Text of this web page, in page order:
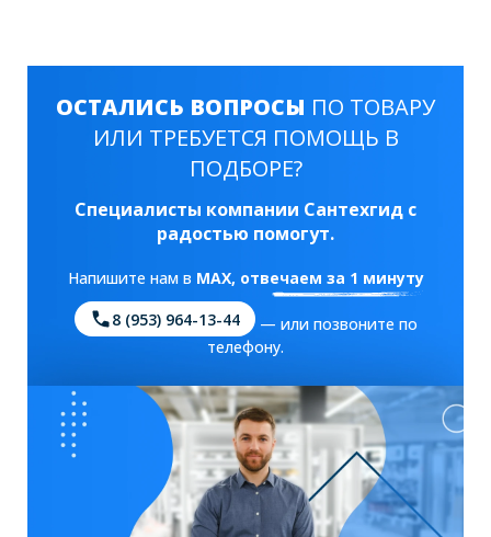
ОСТАЛИСЬ ВОПРОСЫ ПО ТОВАРУ
ИЛИ ТРЕБУЕТСЯ ПОМОЩЬ В
ПОДБОРЕ?
Специалисты компании Сантехгид с
радостью помогут.
Напишите нам в MAX, отвечаем за 1 минуту
8 (953) 964-13-44
— или позвоните по
телефону.